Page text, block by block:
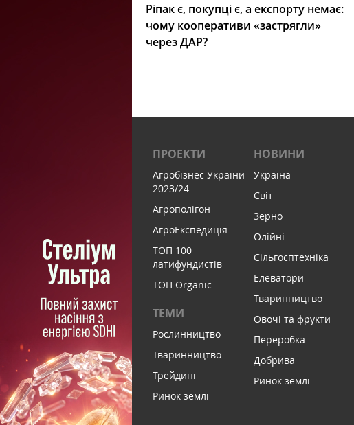
Ріпак є, покупці є, а експорту немає:
чому кооперативи «застрягли»
через ДАР?
ПРОЕКТИ
Агробізнес України
2023/24
Агрополігон
АгроЕкспедиція
ТОП 100
латифундистів
ТОП Organic
ТЕМИ
Рослинництво
Тваринництво
Трейдинг
Ринок землі
НОВИНИ
Україна
Світ
Зерно
Олійні
Сільгосптехніка
Елеватори
Тваринництво
Овочі та фрукти
Переробка
Добрива
Ринок землі